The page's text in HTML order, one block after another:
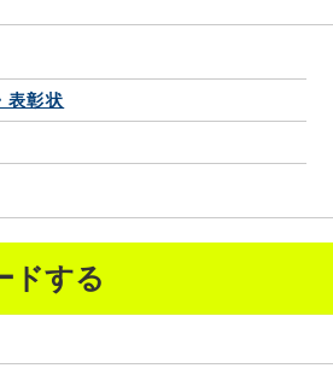
表彰状
ドする